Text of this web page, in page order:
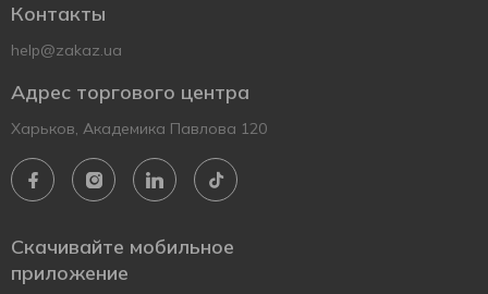
Контакты
help@zakaz.ua
Адрес торгового центра
Харьков, Академика Павлова 120
Скачивайте мобильное
приложение